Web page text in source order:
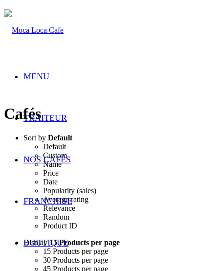
MENU
TRAITEUR
NOS CAFÉS
FRANCHISE
BOUTIQUE
Cafés
Sort by Default
Default
Custom
Name
Price
Date
Popularity (sales)
Average rating
Relevance
Random
Product ID
Display15 Products per page
15 Products per page
30 Products per page
45 Products per page